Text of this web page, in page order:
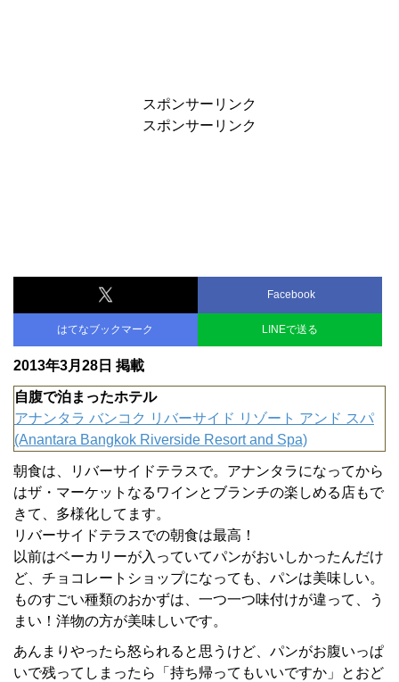
スポンサーリンク
スポンサーリンク
Facebook
はてなブックマーク LINEで送る
2013年3月28日 掲載
自腹で泊まったホテル
アナンタラ バンコク リバーサイド リゾート アンド スパ
(Anantara Bangkok Riverside Resort and Spa)
朝食は、リバーサイドテラスで。アナンタラになってから
はザ・マーケットなるワインとブランチの楽しめる店もで
きて、多様化してます。
リバーサイドテラスでの朝食は最高！
以前はベーカリーが入っていてパンがおいしかったんだけ
ど、チョコレートショップになっても、パンは美味しい。
ものすごい種類のおかずは、一つ一つ味付けが違って、う
まい！洋物の方が美味しいです。
あんまりやったら怒られると思うけど、パンがお腹いっぱ
いで残ってしまったら「持ち帰ってもいいですか」とおど